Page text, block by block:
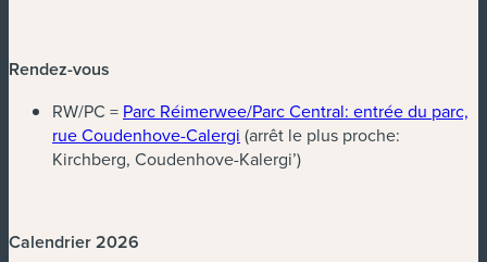
Rendez-vous
RW/PC = Parc Réimerwee/Parc Central: entrée du parc,
rue Coudenhove-Calergi (nouvelle fenêtre)
(arrêt le plus proche:
Kirchberg, Coudenhove-Kalergi’)
Calendrier 2026